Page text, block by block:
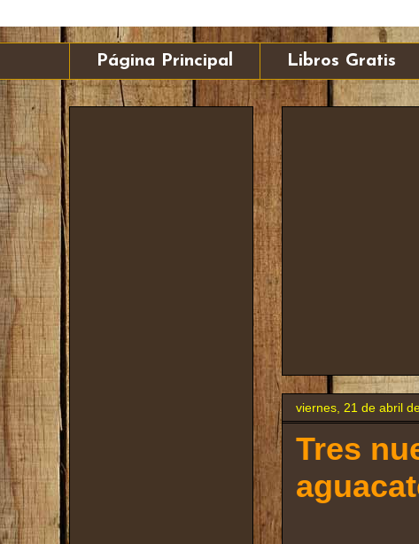
Página Principal Libros Gratis
viernes, 21 de abril
Tres